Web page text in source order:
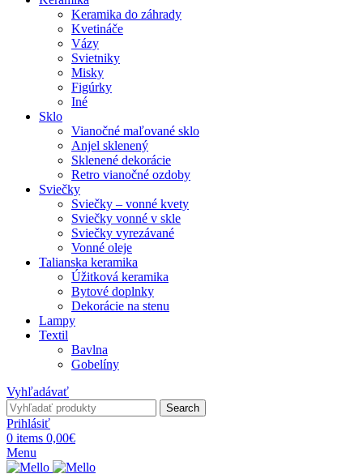
Keramika do záhrady
Kvetináče
Vázy
Svietniky
Misky
Figúrky
Iné
Sklo
Vianočné maľované sklo
Anjel sklenený
Sklenené dekorácie
Retro vianočné ozdoby
Sviečky
Sviečky – vonné kvety
Sviečky vonné v skle
Sviečky vyrezávané
Vonné oleje
Talianska keramika
Úžitková keramika
Bytové doplnky
Dekorácie na stenu
Lampy
Textil
Bavlna
Gobelíny
Vyhľadávať
Search
Prihlásiť
0 items 0,00€
Menu